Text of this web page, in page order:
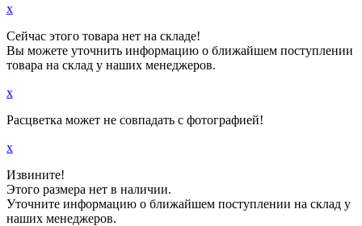
x
Сейчас этого товара нет на складе!
Вы можете уточнить информацию о ближайшем поступлении
товара на склад у наших менеджеров.
x
Расцветка может не совпадать с фотографией!
x
Извините!
Этого размера нет в наличии.
Уточните информацию о ближайшем поступлении на склад у
наших менеджеров.